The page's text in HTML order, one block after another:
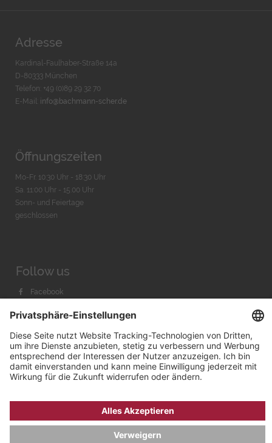
Adresse
Kardinal-Faulhaber-Straße 14a
D-80333 München
Telefon: +49 (0)89 29 32 70
E-Mail: info@bachmann-scher.de
Öffnungszeiten
Mo-Fr. 10:30 Uhr - 18:30 Uhr
Sa. 11:00 Uhr - 15.00 Uhr
Sonn- und Feiertage
geschlossen
Follow us
Facebook
Youtube
Bachmann & Scher GmbH / Watchandco GmbH
IMPRESSUM